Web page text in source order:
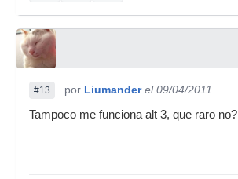
#13 por Liumander el 09/04/2011
Tampoco me funciona alt 3, que raro no?